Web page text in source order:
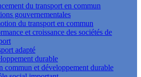
du transport en commun
gouvernementales
du transport en commun
et croissance des sociétés de
adapté
durable
commun et développement durable